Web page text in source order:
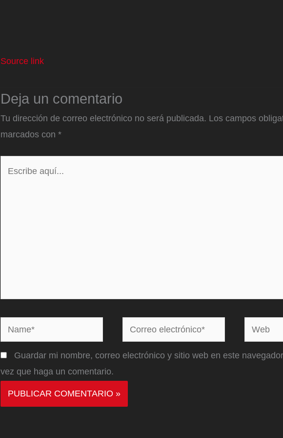
Source link
Deja un comentario
Tu dirección de correo electrónico no será publicada. Los campos
marcados con *
Name*
Correo
electrónico*
Web
Guardar mi nombre, correo electrónico y sitio web en este
vez que haga un comentario.